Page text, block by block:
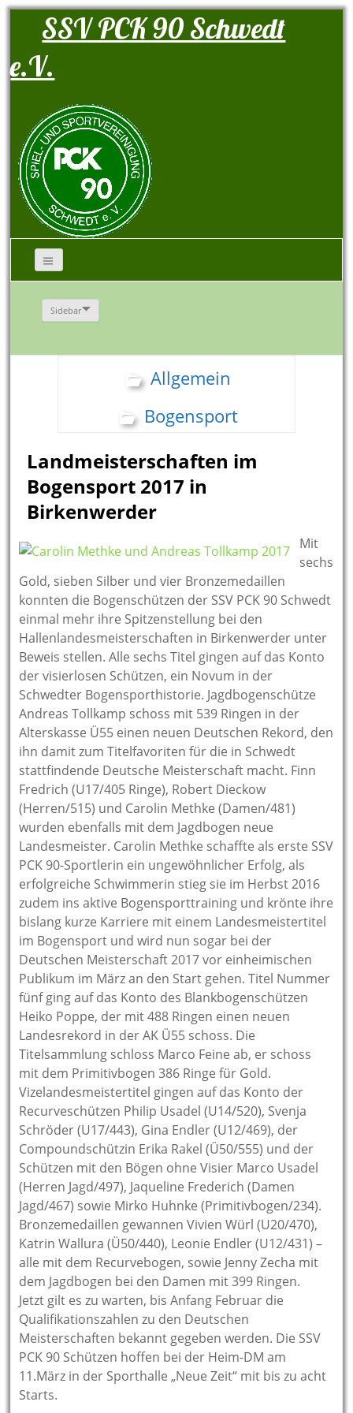
SSV PCK 90 Schwedt
e.V.
Sidebar
Allgemein
Bogensport
Landmeisterschaften im
Bogensport 2017 in
Birkenwerder
Mit
sechs
Gold, sieben Silber und vier Bronzemedaillen
konnten die Bogenschützen der SSV PCK 90 Schwedt
einmal mehr ihre Spitzenstellung bei den
Hallenlandesmeisterschaften in Birkenwerder unter
Beweis stellen. Alle sechs Titel gingen auf das Konto
der visierlosen Schützen, ein Novum in der
Schwedter Bogensporthistorie. Jagdbogenschütze
Andreas Tollkamp schoss mit 539 Ringen in der
Alterskasse Ü55 einen neuen Deutschen Rekord, den
ihn damit zum Titelfavoriten für die in Schwedt
stattfindende Deutsche Meisterschaft macht. Finn
Fredrich (U17/405 Ringe), Robert Dieckow
(Herren/515) und Carolin Methke (Damen/481)
wurden ebenfalls mit dem Jagdbogen neue
Landesmeister. Carolin Methke schaffte als erste SSV
PCK 90-Sportlerin ein ungewöhnlicher Erfolg, als
erfolgreiche Schwimmerin stieg sie im Herbst 2016
zudem ins aktive Bogensporttraining und krönte ihre
bislang kurze Karriere mit einem Landesmeistertitel
im Bogensport und wird nun sogar bei der
Deutschen Meisterschaft 2017 vor einheimischen
Publikum im März an den Start gehen. Titel Nummer
fünf ging auf das Konto des Blankbogenschützen
Heiko Poppe, der mit 488 Ringen einen neuen
Landesrekord in der AK Ü55 schoss. Die
Titelsammlung schloss Marco Feine ab, er schoss
mit dem Primitivbogen 386 Ringe für Gold.
Vizelandesmeistertitel gingen auf das Konto der
Recurveschützen Philip Usadel (U14/520), Svenja
Schröder (U17/443), Gina Endler (U12/469), der
Compoundschützin Erika Rakel (Ü50/555) und der
Schützen mit den Bögen ohne Visier Marco Usadel
(Herren Jagd/497), Jaqueline Frederich (Damen
Jagd/467) sowie Mirko Huhnke (Primitivbogen/234).
Bronzemedaillen gewannen Vivien Würl (U20/470),
Katrin Wallura (Ü50/440), Leonie Endler (U12/431) –
alle mit dem Recurvebogen, sowie Jenny Zecha mit
dem Jagdbogen bei den Damen mit 399 Ringen.
Jetzt gilt es zu warten, bis Anfang Februar die
Qualifikationszahlen zu den Deutschen
Meisterschaften bekannt gegeben werden. Die SSV
PCK 90 Schützen hoffen bei der Heim-DM am
11.März in der Sporthalle „Neue Zeit“ mit bis zu acht
Starts.